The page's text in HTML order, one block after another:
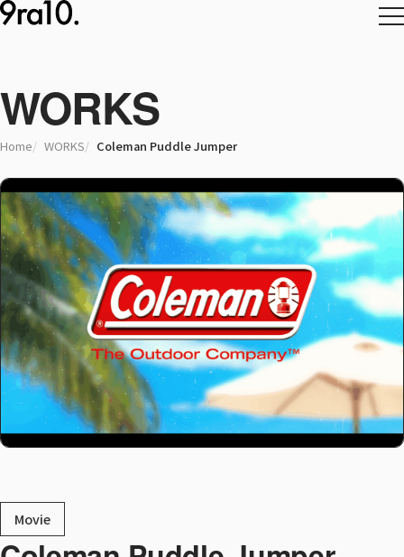
WORKS
Home WORKS Coleman Puddle Jumper
Movie